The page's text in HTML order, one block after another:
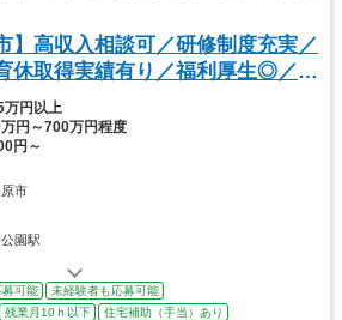
】高収入相談可／研修制度充実／
休取得実績有り／福利厚生◎／
万円以上
万円～700万円程度
円～
市
園駅
募可能
未経験者も応募可能
残業月10ｈ以下
住宅補助（手当）あり